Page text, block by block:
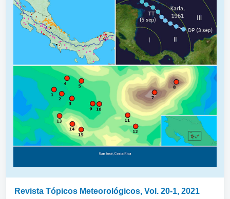
Revista Tópicos Meteorológicos, Vol. 20-1, 2021